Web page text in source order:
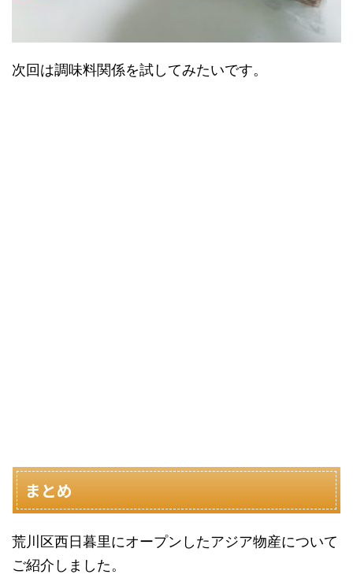
次回は調味料関係を試してみたいです。
まとめ
荒川区西日暮里にオープンしたアジア物産について
ご紹介しました。